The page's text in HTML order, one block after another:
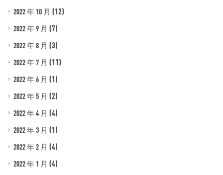
2022 年 10 月 (12)
2022 年 9 月 (7)
2022 年 8 月 (3)
2022 年 7 月 (11)
2022 年 6 月 (1)
2022 年 5 月 (2)
2022 年 4 月 (4)
2022 年 3 月 (1)
2022 年 2 月 (4)
2022 年 1 月 (4)